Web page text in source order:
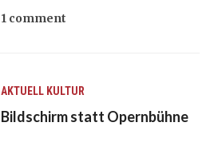
1 comment
AKTUELL KULTUR
Bildschirm statt Opernbühne